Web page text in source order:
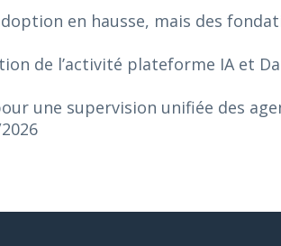
en hausse, mais des
de l’activité plateforme IA et
une supervision unifiée des